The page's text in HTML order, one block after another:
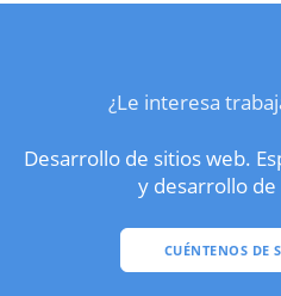
¿Le interesa
Desarrollo de sitios web.
y desarrollo
CUÉNTENOS DE